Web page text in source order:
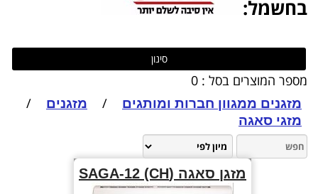
בחשמל:
סינון
מספר המוצרים בסל : 0
מזגנים ממגוון חברות ומותגים / מזגנים /
מזגי סאגה
מזגן סאגה (SAGA-12 (CH